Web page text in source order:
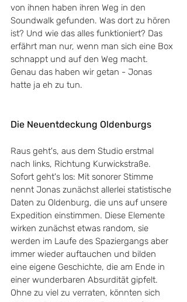
von ihnen haben ihren Weg in den
Soundwalk gefunden. Was dort zu hören
ist? Und wie das alles funktioniert? Das
erfährt man nur, wenn man sich eine Box
schnappt und auf den Weg macht.
Genau das haben wir getan - Jonas
hatte ja eh zu tun.
Die Neuentdeckung Oldenburgs
Raus geht's, aus dem Studio erstmal
nach links, Richtung Kurwickstraße.
Sofort geht's los: Mit sonorer Stimme
nennt Jonas zunächst allerlei statistische
Daten zu Oldenburg, die uns auf unsere
Expedition einstimmen. Diese Elemente
wirken zunächst etwas random, sie
werden im Laufe des Spaziergangs aber
immer wieder auftauchen und bilden
eine eigene Geschichte, die am Ende in
einer wunderbaren Absurdität gipfelt.
Ohne zu viel zu verraten, könnten sich